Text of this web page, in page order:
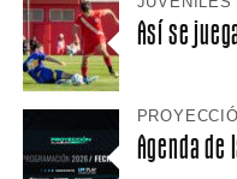
Así se
Agenda